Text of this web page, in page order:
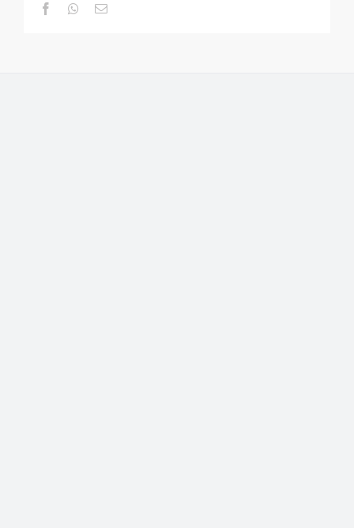
FacebookWhatsapp
Email